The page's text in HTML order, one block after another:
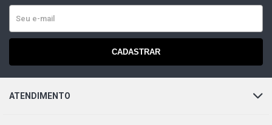
CADASTRAR
ATENDIMENTO